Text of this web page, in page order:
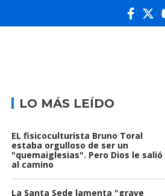
LO MÁS LEÍDO
EL fisicoculturista Bruno Toral
estaba orgulloso de ser un
"quemaiglesias". Pero Dios le salió
al camino
La Santa Sede lamenta "grave